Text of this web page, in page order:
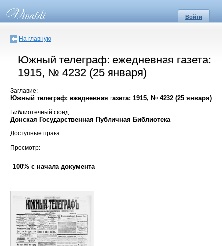
Войти
На главную
Южный телеграф: ежедневная газета:
1915, № 4232 (25 января)
Заглавие:
Южный телеграф: ежедневная газета: 1915, № 4232 (25 января)
Библиотечный фонд:
Донская Государственная Публичная Библиотека
Доступные права:
Просмотр:
100% с начала документа